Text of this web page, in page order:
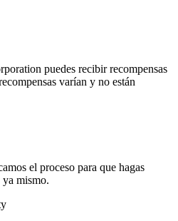
puedes recibir recompensas
varían y no están
el proceso para que hagas
mismo.